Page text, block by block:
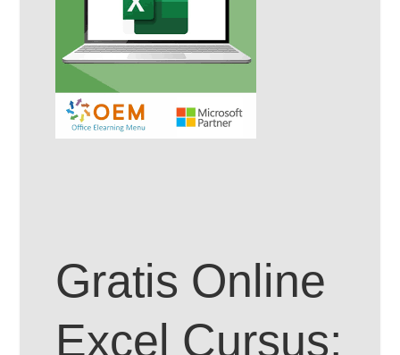
Gratis Online
Excel Cursus: